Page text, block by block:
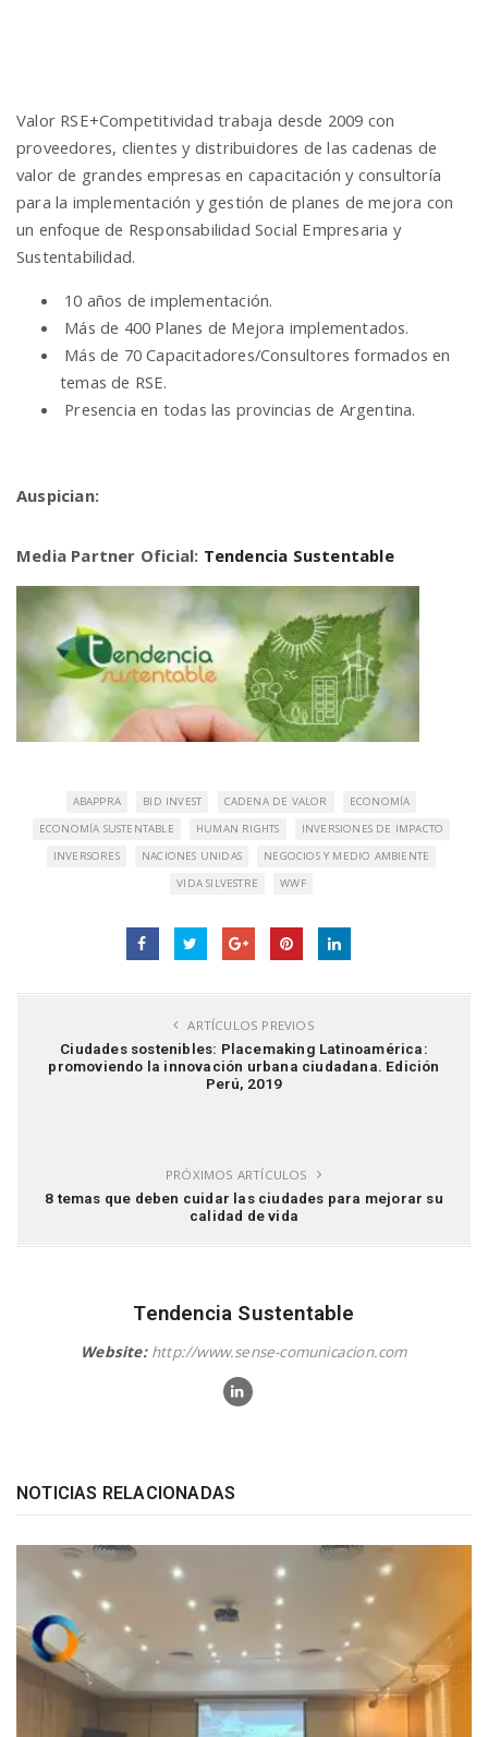
Valor RSE+Competitividad trabaja desde 2009 con
proveedores, clientes y distribuidores de las cadenas de
valor de grandes empresas en capacitación y consultoría
para la implementación y gestión de planes de mejora con
un enfoque de Responsabilidad Social Empresaria y
Sustentabilidad.
10 años de implementación.
Más de 400 Planes de Mejora implementados.
Más de 70 Capacitadores/Consultores formados en
temas de RSE.
Presencia en todas las provincias de Argentina.
Auspician:
Media Partner Oficial: Tendencia Sustentable
ABAPPRA BID INVEST CADENA DE VALOR
ECONOMÍA
ECONOMÍA SUSTENTABLE
HUMAN RIGHTS
INVERSIONES DE IMPACTO
INVERSORES
NACIONES UNIDAS
NEGOCIOS Y MEDIO AMBIENTE
VIDA SILVESTRE
WWF
ARTÍCULOS PREVIOS
Ciudades sostenibles: Placemaking Latinoamérica:
promoviendo la innovación urbana ciudadana. Edición
Perú, 2019
PRÓXIMOS ARTÍCULOS
8 temas que deben cuidar las ciudades para mejorar su
calidad de vida
Tendencia Sustentable
Website: http://www.sense-comunicacion.com
NOTICIAS RELACIONADAS